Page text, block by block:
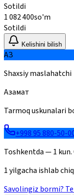
Sotildi
1 082 400so'm
Sotildi
Kelishini bilish
АЗ
Shaxsiy maslahatchi
Азамат
Tarmoq uskunalari
+998 95 880-50-
Toshkentda — 1
1 yilgacha ishlab
Savolingiz bormi?